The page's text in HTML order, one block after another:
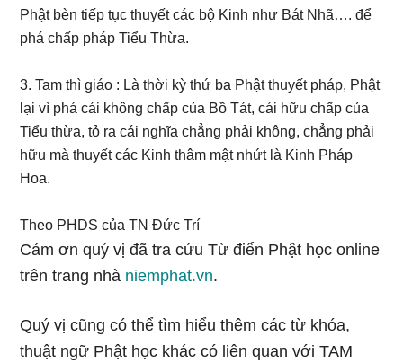
Phật bèn tiếp tục thuyết các bộ Kinh như Bát Nhã…. để
phá chấp pháp Tiểu Thừa.
3. Tam thì giáo : Là thời kỳ thứ ba Phật thuyết pháp, Phật
lại vì phá cái không chấp của Bồ Tát, cái hữu chấp của
Tiểu thừa, tỏ ra cái nghĩa chẳng phải không, chẳng phải
hữu mà thuyết các Kinh thâm mật nhứt là Kinh Pháp
Hoa.
Theo PHDS của TN Đức Trí
Cảm ơn quý vị đã tra cứu Từ điển Phật học online
trên trang nhà niemphat.vn.
Quý vị cũng có thể tìm hiểu thêm các từ khóa,
thuật ngữ Phật học khác có liên quan với TAM